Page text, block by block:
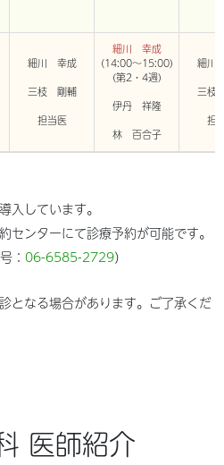
細川 幸成
三枝 剛輔
担当医
細川 幸成
(14:00～15:00)
(第2・4週)
伊丹 祥隆
林 百合子
細川
三枝
担
入しています。
センターにて診療予約が可能です。
： 06-6585-2729）
となる場合があります。ご了承くだ
医師紹介